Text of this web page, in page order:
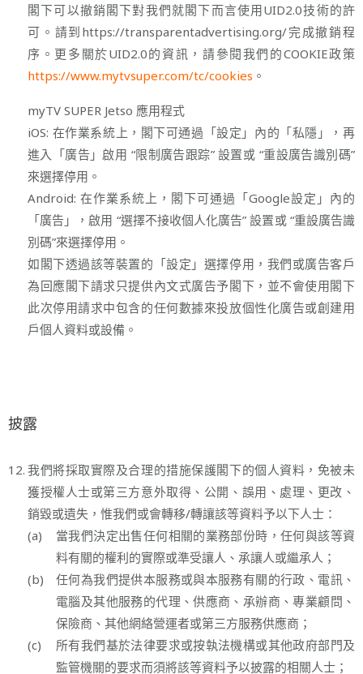
閣下可以撤銷閣下對我們就閣下而言使用UID2.0技術的許
可。請到https://transparentadvertising.org/完成撤銷程
序。更多關於UID2.0的資訊，請參閱我們的COOKIE政策
https://www.mytvsuper.com/tc/cookies 。
myTV SUPER Jetso 應用程式
iOS: 在作業系統上，閣下可通過「設定」內的「私隱」，再
進入「廣告」啟用 “限制廣告跟踪” 設置或 “重設廣告識別碼”
來選擇停用。
Android: 在作業系統上，閣下可通過「Google設定」內的
「廣告」，啟用 “選擇不接收個人化廣告” 設置或 “重設廣告識
別碼”來選擇停用。
如閣下透過該等裝置的「設定」選擇停用，我們或廣告客戶
為回應閣下請求只提供內文式廣告予閣下，並不會使用閣下
此次停用請求中包含的任何數據來投放個性化廣告或創建用
戶個人資料或設備。
披露
12. 我們將採取實際及合理的措施保護閣下的個人資料，免被未
獲授權人士或第三方意外取得、公開、誤用、處理、更改、
銷毀或遺失，惟我們或會轉移/轉讓該等資料予以下人士：
(a)
當我們決定出售任何相關的業務部份時，任何與該等資
料有關的權利的實際或準受讓人、承讓人或繼承人；
(b)
任何為我們提供本服務或與本服務有關的行政、電訊、
電腦及其他服務的代理、供應商、承辦商、專業顧問、
保險商、其他網絡營運者或第三方服務供應商；
(c)
所有我們基於法律要求或按執法機構或其他政府部門及
監管機關的要求而須將該等資料予以披露的相關人士；